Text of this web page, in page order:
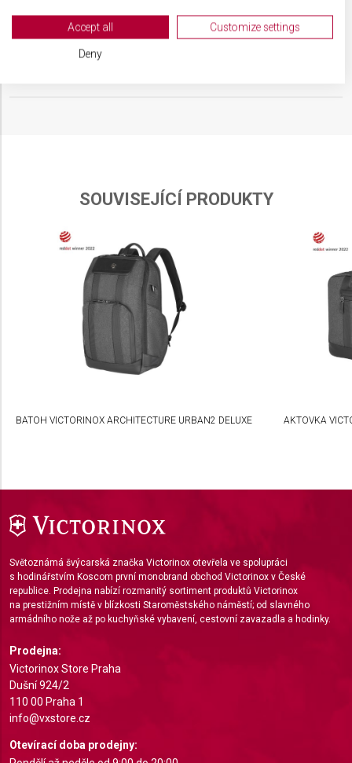
DOPLŇKOVÁ BARVA
SOUVISEJÍCÍ PRODUKTY
BATOH VICTORINOX ARCHITECTURE URBAN2 DELUXE AKTOVKA
Světoznámá švýcarská značka Victorinox otevřela ve spolupráci
s hodinářstvím Koscom první monobrand obchod Victorinox v České
republice. Prodejna nabízí rozmanitý sortiment produktů Victorinox
na prestižním místě v blízkosti Staroměstského náměstí; od slavného
armádního nože až po kuchyňské vybavení, cestovní zavazadla a hodinky.
Prodejna:
Victorinox Store Praha
Dušní 924/2
110 00 Praha 1
info@vxstore.cz
Otevírací doba prodejny:
View Partner List (2 IAB Vendors)
We use your data for the following purposes:
advertising
Create profiles to personalise content
Use profiles to select personalised content
Measure advertising performance
Measure content performance
Understand audiences through statistics or
combinations of data from different sources
Use precise geolocation data
Identify devices based on information actively
requested
Non-IAB processing purposes:
Necessary
Performance
Functional
Advertising
Accept all Customize settings
Deny